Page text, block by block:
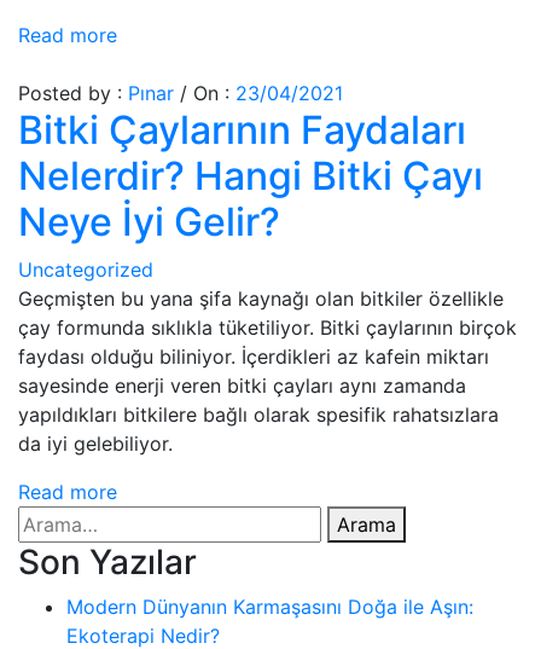
Read more
Posted by : Pınar / On : 23/04/2021
Bitki Çaylarının Faydaları
Nelerdir? Hangi Bitki Çayı
Neye İyi Gelir?
Uncategorized
Geçmişten bu yana şifa kaynağı olan bitkiler özellikle
çay formunda sıklıkla tüketiliyor. Bitki çaylarının birçok
faydası olduğu biliniyor. İçerdikleri az kafein miktarı
sayesinde enerji veren bitki çayları aynı zamanda
yapıldıkları bitkilere bağlı olarak spesifik rahatsızlara
da iyi gelebiliyor.
Read more
Arama
Son Yazılar
Modern Dünyanın Karmaşasını Doğa ile Aşın:
Ekoterapi Nedir?